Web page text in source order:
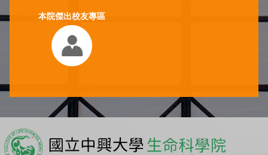
本院傑出校友專區